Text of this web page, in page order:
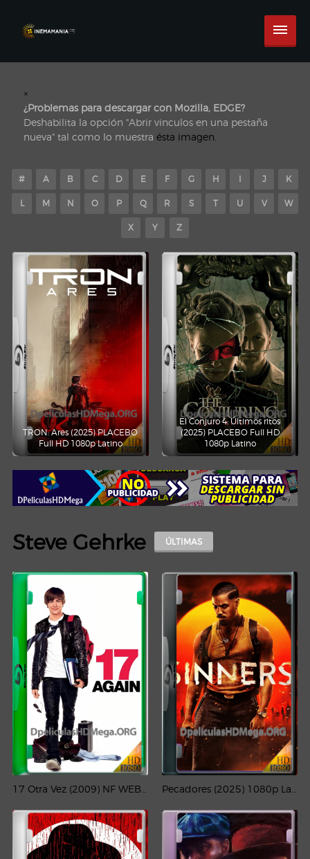
×
¿Problemas para descargar con Mozilla, EDGE?
Deshabilita la opción "Abrir vinculos en una pestaña
nueva" tal como lo muestra ésta imagen.
# A B C D E F G H I J K
L M N O P Q R S T U V W
X Y Z
TRON: Ares (2025) PLACEBO
Full HD 1080p Latino
El Conjuro 4: Últimos ritos
(2025) PLACEBO Full HD
1080p Latino
Steve Gehrke ÚLTIMAS